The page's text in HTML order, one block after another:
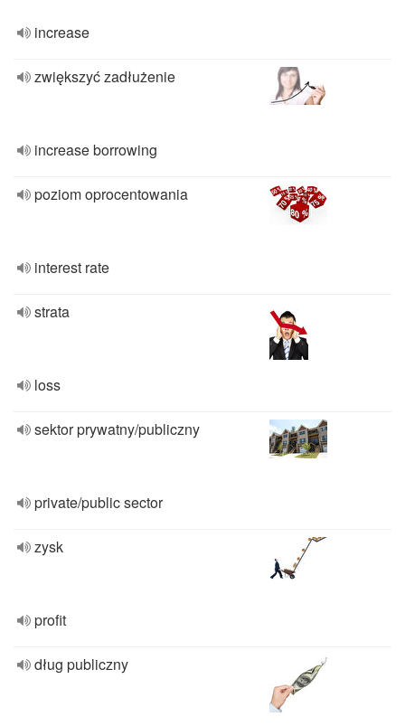
increase
zwiększyć zadłużenie
increase borrowing
poziom oprocentowania
interest rate
strata
loss
sektor prywatny/publiczny
private/public sector
zysk
profit
dług publiczny